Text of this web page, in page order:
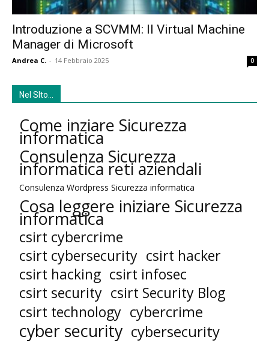
Introduzione a SCVMM: Il Virtual Machine
Manager di Microsoft
Andrea C. - 14 Febbraio 2025 0
Nel SIto…
Come inziare Sicurezza
informatica
Consulenza Sicurezza
informatica reti aziendali
Consulenza Wordpress Sicurezza informatica
Cosa leggere iniziare Sicurezza
informatica
csirt cybercrime
csirt cybersecurity csirt hacker
csirt hacking csirt infosec
csirt security csirt Security Blog
csirt technology cybercrime
cyber security cybersecurity